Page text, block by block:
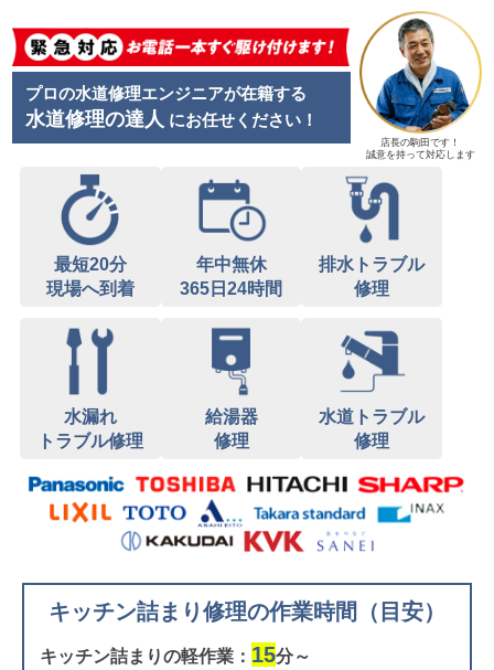
プロの水道修理エンジニアが在籍する
水道修理の達人 にお任せください！
店長の駒田です！
誠意を持って対応します
最短20分
現場へ到着
年中無休
365日24時間
排水トラブル
修理
水漏れ
トラブル修理
給湯器
修理
水道トラブル
修理
キッチン詰まり修理の作業時間（目安）
キッチン詰まりの軽作業： 15分～